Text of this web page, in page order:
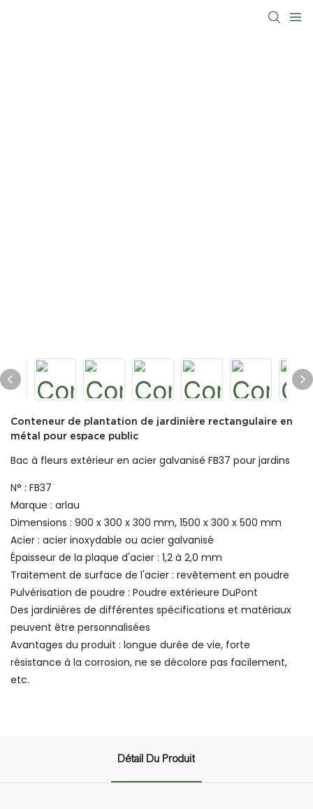
Conteneur de plantation de jardinière rectangulaire en
métal pour espace public
Bac à fleurs extérieur en acier galvanisé FB37 pour jardins
N° : FB37
Marque : arlau
Dimensions : 900 x 300 x 300 mm, 1500 x 300 x 500 mm
Acier : acier inoxydable ou acier galvanisé
Épaisseur de la plaque d'acier : 1,2 à 2,0 mm
Traitement de surface de l'acier : revêtement en poudre
Pulvérisation de poudre : Poudre extérieure DuPont
Des jardinières de différentes spécifications et matériaux
peuvent être personnalisées
Avantages du produit : longue durée de vie, forte
résistance à la corrosion, ne se décolore pas facilement,
etc.
Détail Du Produit